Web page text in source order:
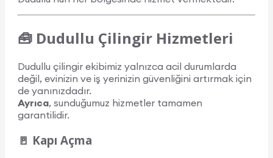
🧰 Dudullu Çilingir Hizmetleri
Dudullu çilingir ekibimiz yalnızca acil durumlarda
değil, evinizin ve iş yerinizin güvenliğini artırmak için
de yanınızdadır.
Ayrıca, sunduğumuz hizmetler tamamen
garantilidir.
🚪 Kapı Açma